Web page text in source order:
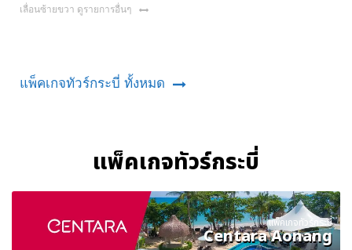
เลื่อนซ้ายขวา ดูรายการอื่นๆ
แพ็คเกจทัวร์กระบี่ ทั้งหมด
แพ็คเกจทัวร์กระบี่
แพ็คเกจทัวร์กระบี่
Centara Aonang